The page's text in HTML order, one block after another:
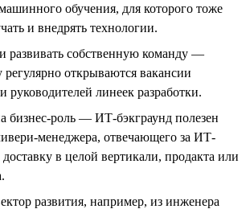
обучения, для которого тоже
и внедрять технологии.
развивать собственную команду —
регулярно открываются вакансии
руководителей линеек разработки.
бизнес-роль — ИТ-бэкграунд полезен
менеджера, отвечающего за ИТ-
в целой вертикали, продакта или
развития, например, из инженера